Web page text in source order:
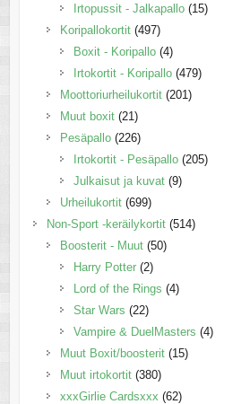
Irtopussit - Jalkapallo (15)
Koripallokortit (497)
Boxit - Koripallo (4)
Irtokortit - Koripallo (479)
Moottoriurheilukortit (201)
Muut boxit (21)
Pesäpallo (226)
Irtokortit - Pesäpallo (205)
Julkaisut ja kuvat (9)
Urheilukortit (699)
Non-Sport -keräilykortit (514)
Boosterit - Muut (50)
Harry Potter (2)
Lord of the Rings (4)
Star Wars (22)
Vampire & DuelMasters (4)
Muut Boxit/boosterit (15)
Muut irtokortit (380)
xxxGirlie Cardsxxx (62)